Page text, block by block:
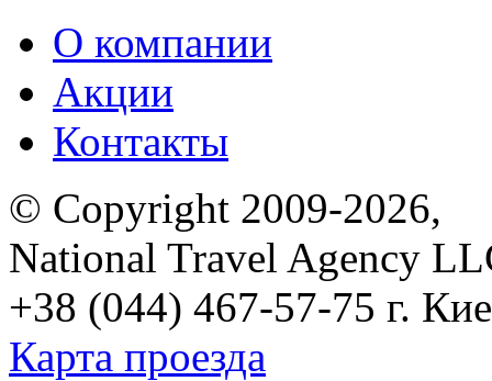
О компании
Акции
Контакты
© Copyright 2009-2026,
National Travel Agency
+38 (044) 467-57-75 г.
Карта проезда